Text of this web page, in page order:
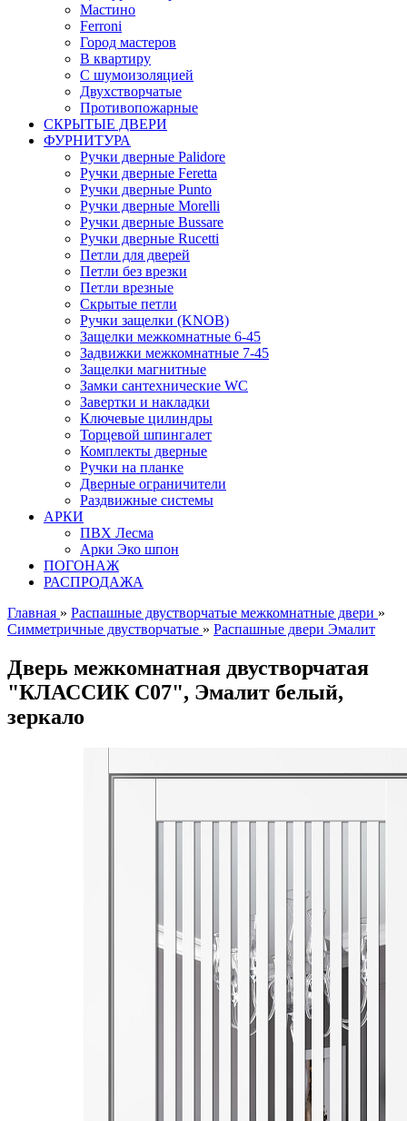
Мастино
Ferroni
Город мастеров
В квартиру
С шумоизоляцией
Двухстворчатые
Противопожарные
СКРЫТЫЕ ДВЕРИ
ФУРНИТУРА
Ручки дверные Palidore
Ручки дверные Feretta
Ручки дверные Punto
Ручки дверные Morelli
Ручки дверные Bussare
Ручки дверные Rucetti
Петли для дверей
Петли без врезки
Петли врезные
Скрытые петли
Ручки защелки (KNOB)
Защелки межкомнатные 6-45
Задвижки межкомнатные 7-45
Защелки магнитные
Замки сантехнические WC
Завертки и накладки
Ключевые цилиндры
Торцевой шпингалет
Комплекты дверные
Ручки на планке
Дверные ограничители
Раздвижные системы
АРКИ
ПВХ Лесма
Арки Эко шпон
ПОГОНАЖ
РАСПРОДАЖА
Главная » Распашные двустворчатые межкомнатные двери »
Симметричные двустворчатые » Распашные двери Эмалит
Дверь межкомнатная двустворчатая
"КЛАССИК C07", Эмалит белый,
зеркало